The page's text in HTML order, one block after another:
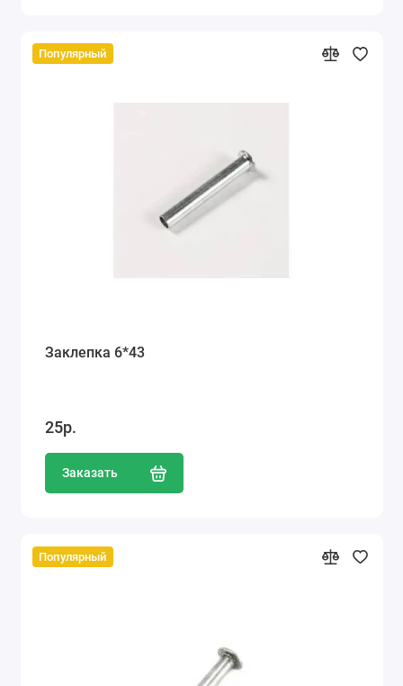
Популярный
Заклепка 6*43
25р.
Заказать
Популярный